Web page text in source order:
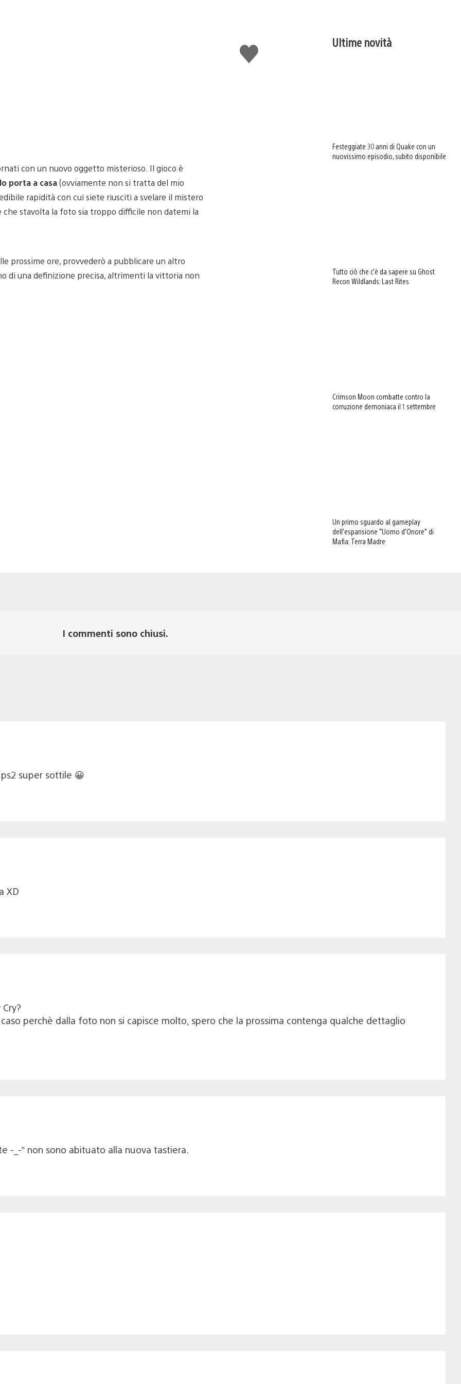
Mi
piace
con un nuovo oggetto misterioso. Il gioco è
porta a casa(ovviamente non si tratta del mio
rapidità con cui siete riusciti a svelare il mistero
che stavolta la foto sia troppo difficile non datemi la
prossime ore, provvederò a pubblicare un altro
di una definizione precisa, altrimenti la vittoria non
Ultime novità
Festeggiate 30 anni di Quake con un
nuovissimo episodio, subito disponibile
Tutto ciò che c’è da sapere su Ghost
Recon Wildlands: Last Rites
Crimson Moon combatte contro la
corruzione demoniaca il 1 settembre
Un primo sguardo al gameplay
dell’espansione “Uomo d’Onore” di
Mafia: Terra Madre
I commenti sono chiusi.
super sottile 😀
XD
perchè dalla foto non si capisce molto, spero che la prossima contenga qualche dettaglio
-_-” non sono abituato alla nuova tastiera.